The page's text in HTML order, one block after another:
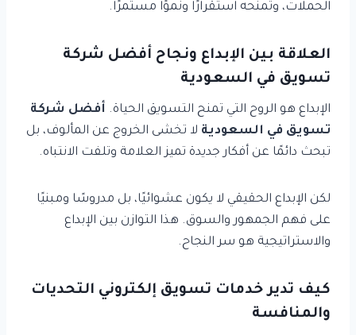
الحملات، وتمنحه استقرارًا ونموًا مستمرًا.
العلاقة بين الإبداع ونجاح أفضل شركة
تسويق في السعودية
الإبداع هو الروح التي تمنح التسويق الحياة. أفضل شركة
تسويق في السعودية لا تخشى الخروج عن المألوف، بل
تبحث دائمًا عن أفكار جديدة تميز العلامة وتلفت الانتباه.
لكن الإبداع الحقيقي لا يكون عشوائيًا، بل مدروسًا ومبنيًا
على فهم الجمهور والسوق. هذا التوازن بين الإبداع
والاستراتيجية هو سر النجاح.
كيف تدير خدمات تسويق إلكتروني التحديات
والمنافسة